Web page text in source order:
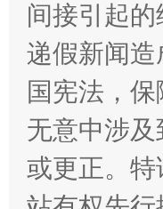
千年窑火
间接引起
递假新闻
国宪法，
无意中涉
或更正。